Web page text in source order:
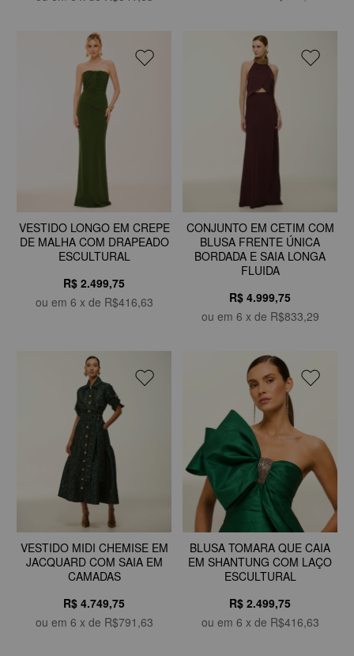
VESTIDO LONGO EM CREPE
DE MALHA COM DRAPEADO
ESCULTURAL
R$ 2.499,75
ou em 6 x de R$416,63
CONJUNTO EM CETIM COM
BLUSA FRENTE ÚNICA
BORDADA E SAIA LONGA
FLUIDA
R$ 4.999,75
ou em 6 x de R$833,29
VESTIDO MIDI CHEMISE EM
JACQUARD COM SAIA EM
CAMADAS
R$ 4.749,75
ou em 6 x de R$791,63
BLUSA TOMARA QUE CAIA
EM SHANTUNG COM LAÇO
ESCULTURAL
R$ 2.499,75
ou em 6 x de R$416,63